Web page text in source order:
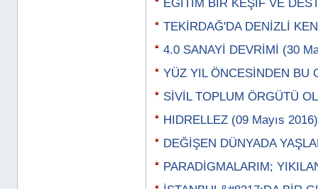
EĞİTİM BİR KEŞİF VE
TEKİRDAĞ'DA DENİZLİ
4.0 SANAYİ DEVRİMİ (30
YÜZ YIL ÖNCESİNDEN BU
SİVİL TOPLUM ÖRGÜTÜ
HIDRELLEZ (09 Mayıs 2016)
DEĞİŞEN DÜNYADA
PARADİGMALARIM;